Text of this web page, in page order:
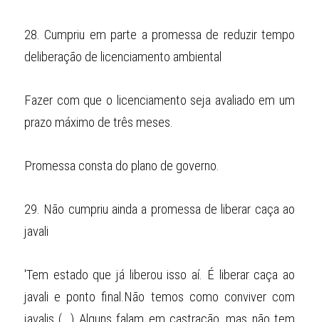
28. Cumpriu em parte a promessa de reduzir tempo
deliberação de licenciamento ambiental
Fazer com que o licenciamento seja avaliado em um
prazo máximo de três meses.
Promessa consta do plano de governo.
29. Não cumpriu ainda a promessa de liberar caça ao
javali
'Tem estado que já liberou isso aí. É liberar caça ao
javali e ponto final.Não temos como conviver com